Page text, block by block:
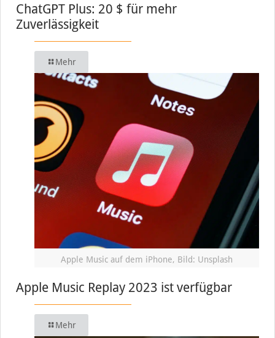
ChatGPT Plus: 20 $ für mehr
Zuverlässigkeit
Mehr
Apple Music auf dem iPhone, Bild: Unsplash
Apple Music Replay 2023 ist verfügbar
Mehr